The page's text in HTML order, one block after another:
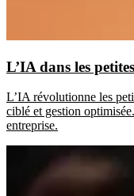
L’IA dans les
L’IA révolutionne les
ciblé et gestion
entreprise.